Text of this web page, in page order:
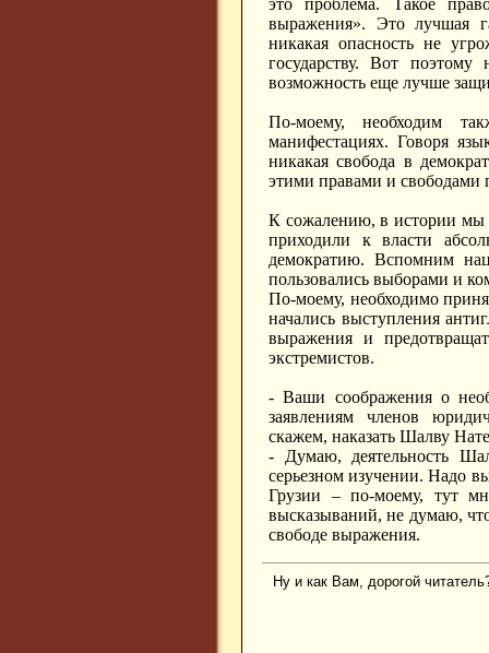
выражения». Это лучшая
никакая опасность не
государству. Вот
возможность еще лучше
По-моему, необходим
манифестациях. Говоря
никакая свобода в
этими правами и свободами
К сожалению, в истории мы
приходили к власти
демократию. Вспомним
пользовались выборами и
По-моему, необходимо
начались выступления
выражения и
экстремистов.
- Ваши соображения о
заявлениям членов
скажем, наказать Шалву
- Думаю, деятельность
серьезном изучении. Надо
Грузии – по-моему, тут
высказываний, не думаю,
свободе выражения.
Ну и как Вам, дорогой